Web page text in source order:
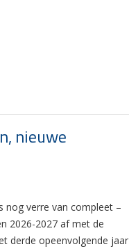
nieuwe
nog verre van compleet –
2026-2027 af met de
derde opeenvolgende jaar